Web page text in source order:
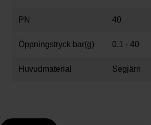
PN 40
Öppningstryck bar(g) 0.1 - 40
Huvudmaterial Segjärn